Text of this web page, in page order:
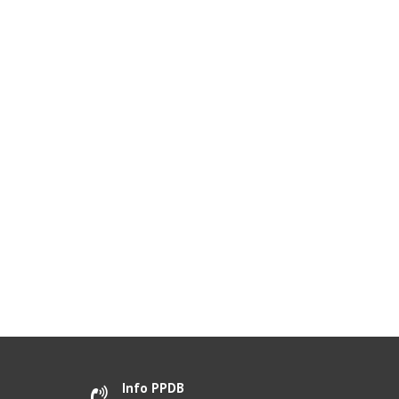
Info PPDB